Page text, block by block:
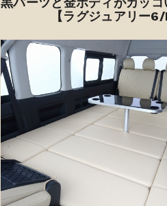
【ラグジュアリー6/